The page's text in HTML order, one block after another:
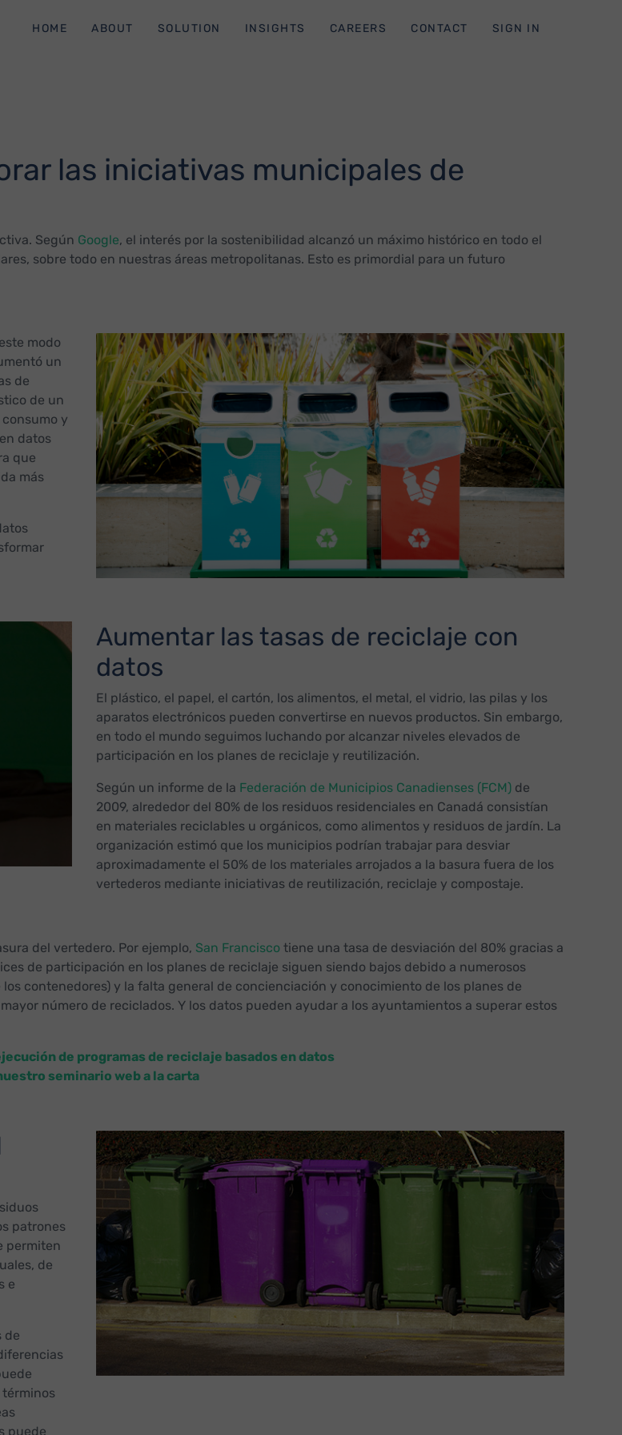
HOME ABOUT SOLUTION INSIGHTS CAREERS CONTACT SIGN IN
las iniciativas municipales de
Según Google, el interés por la sostenibilidad alcanzó un máximo histórico en todo el
sobre todo en nuestras áreas metropolitanas. Esto es primordial para un futuro
modo
un
de
de un
y
datos
que
más
Aumentar las tasas de reciclaje con
datos
El plástico, el papel, el cartón, los alimentos, el metal, el vidrio, las pilas y los
aparatos electrónicos pueden convertirse en nuevos productos. Sin embargo,
en todo el mundo seguimos luchando por alcanzar niveles elevados de
participación en los planes de reciclaje y reutilización.
Según un informe de la Federación de Municipios Canadienses (FCM) de
2009, alrededor del 80% de los residuos residenciales en Canadá consistían
en materiales reciclables u orgánicos, como alimentos y residuos de jardín. La
organización estimó que los municipios podrían trabajar para desviar
aproximadamente el 50% de los materiales arrojados a la basura fuera de los
vertederos mediante iniciativas de reutilización, reciclaje y compostaje.
del vertedero. Por ejemplo, San Francisco tiene una tasa de desviación del 80% gracias a
de participación en los planes de reciclaje siguen siendo bajos debido a numerosos
contenedores) y la falta general de concienciación y conocimiento de los planes de
número de reciclados. Y los datos pueden ayudar a los ayuntamientos a superar estos
de programas de reciclaje basados en datos
seminario web a la carta
patrones
permiten
de
e
de
puede